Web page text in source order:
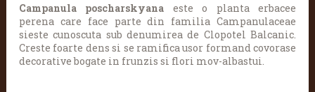
Campanula poscharskyana
este o planta erbacee
perena care face parte din familia Campanulaceae
sieste cunoscuta sub denumirea de Clopotel Balcanic.
Creste foarte dens si se ramifica usor formand covorase
decorative bogate in frunzis si flori mov-albastui.